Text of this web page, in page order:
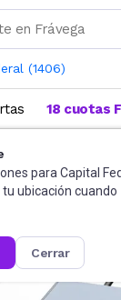
(1406)
para Capital
ubicación cuando
cerrar
18 cuotas
Docking